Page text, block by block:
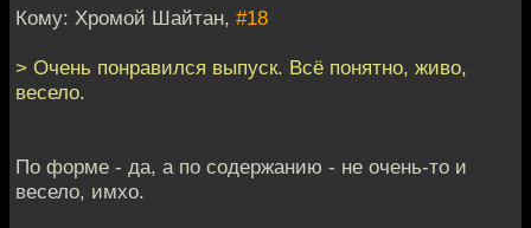
Кому: Хромой Шайтан, #18
> Очень понравился выпуск. Всё понятно, живо,
весело.
По форме - да, а по содержанию - не очень-то и
весело, имхо.